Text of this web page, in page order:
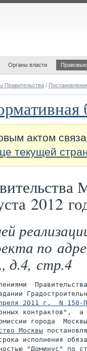
Органы власти
Правительства /
актом
текущей
2012
по
д.4, стр.4
2011 г.  N 150-
контрактов",
города
Москвы
исполнения
"Доминус" по